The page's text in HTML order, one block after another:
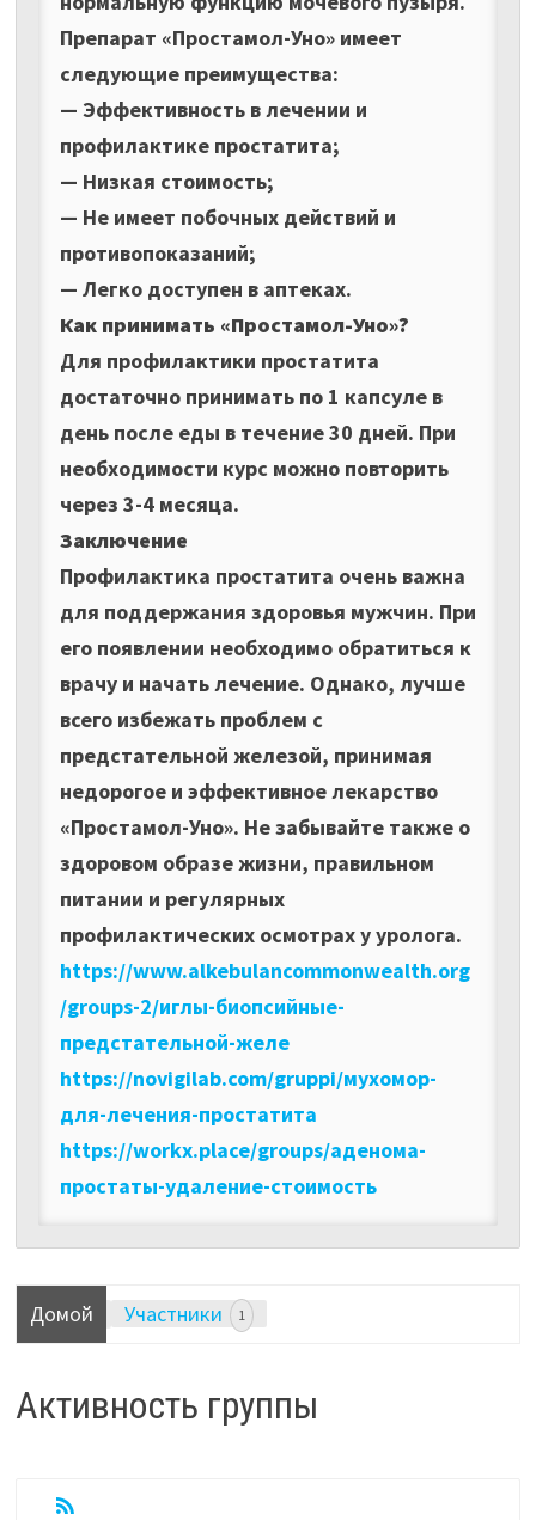
Препарат «Простамол-Уно» имеет
следующие преимущества:
— Эффективность в лечении и
профилактике простатита;
— Низкая стоимость;
— Не имеет побочных действий и
противопоказаний;
— Легко доступен в аптеках.
Как принимать «Простамол-Уно»?
Для профилактики простатита
достаточно принимать по 1 капсуле в
день после еды в течение 30 дней. При
необходимости курс можно повторить
через 3-4 месяца.
Заключение
Профилактика простатита очень важна
для поддержания здоровья мужчин. При
его появлении необходимо обратиться к
врачу и начать лечение. Однако, лучше
всего избежать проблем с
предстательной железой, принимая
недорогое и эффективное лекарство
«Простамол-Уно». Не забывайте также о
здоровом образе жизни, правильном
питании и регулярных
профилактических осмотрах у уролога.
https://www.alkebulancommonwealth.org
/groups-2/иглы-биопсийные-
предстательной-желе
https://novigilab.com/gruppi/мухомор-
для-лечения-простатита
https://workx.place/groups/аденома-
простаты-удаление-стоимость
Домой Участники 1
Активность группы
RSS